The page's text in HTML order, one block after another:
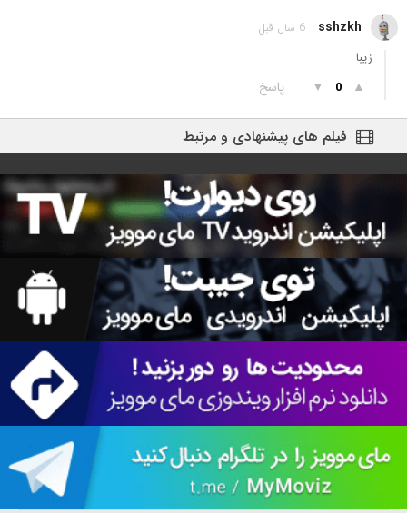
sshzkh 6 سال قبل
زیبا
▲
0
▼ پاسخ
فیلم های پیشنهادی و مرتبط